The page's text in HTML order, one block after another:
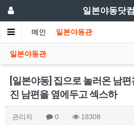
일본야동닷컴
메인 일본야동관
일본야동관
[일본야동] 집으로 놀러온 남
진 남편을 옆에두고 섹스하
관리자 0 18308